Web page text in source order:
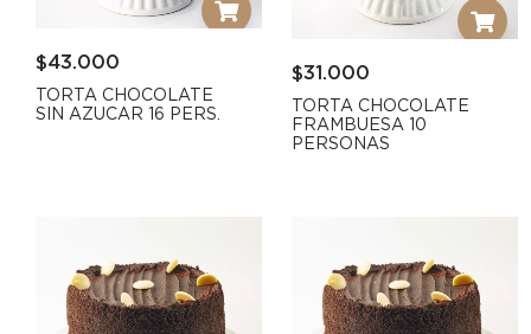
$43.000
TORTA CHOCOLATE
SIN AZUCAR 16 PERS.
$31.000
TORTA CHOCOLATE
FRAMBUESA 10
PERSONAS